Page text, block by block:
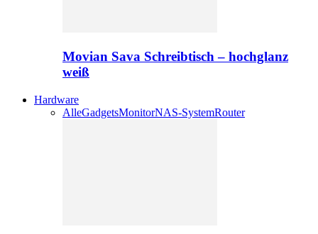
Movian Sava Schreibtisch – hochglanz
weiß
Hardware
AlleGadgetsMonitorNAS-SystemRouter